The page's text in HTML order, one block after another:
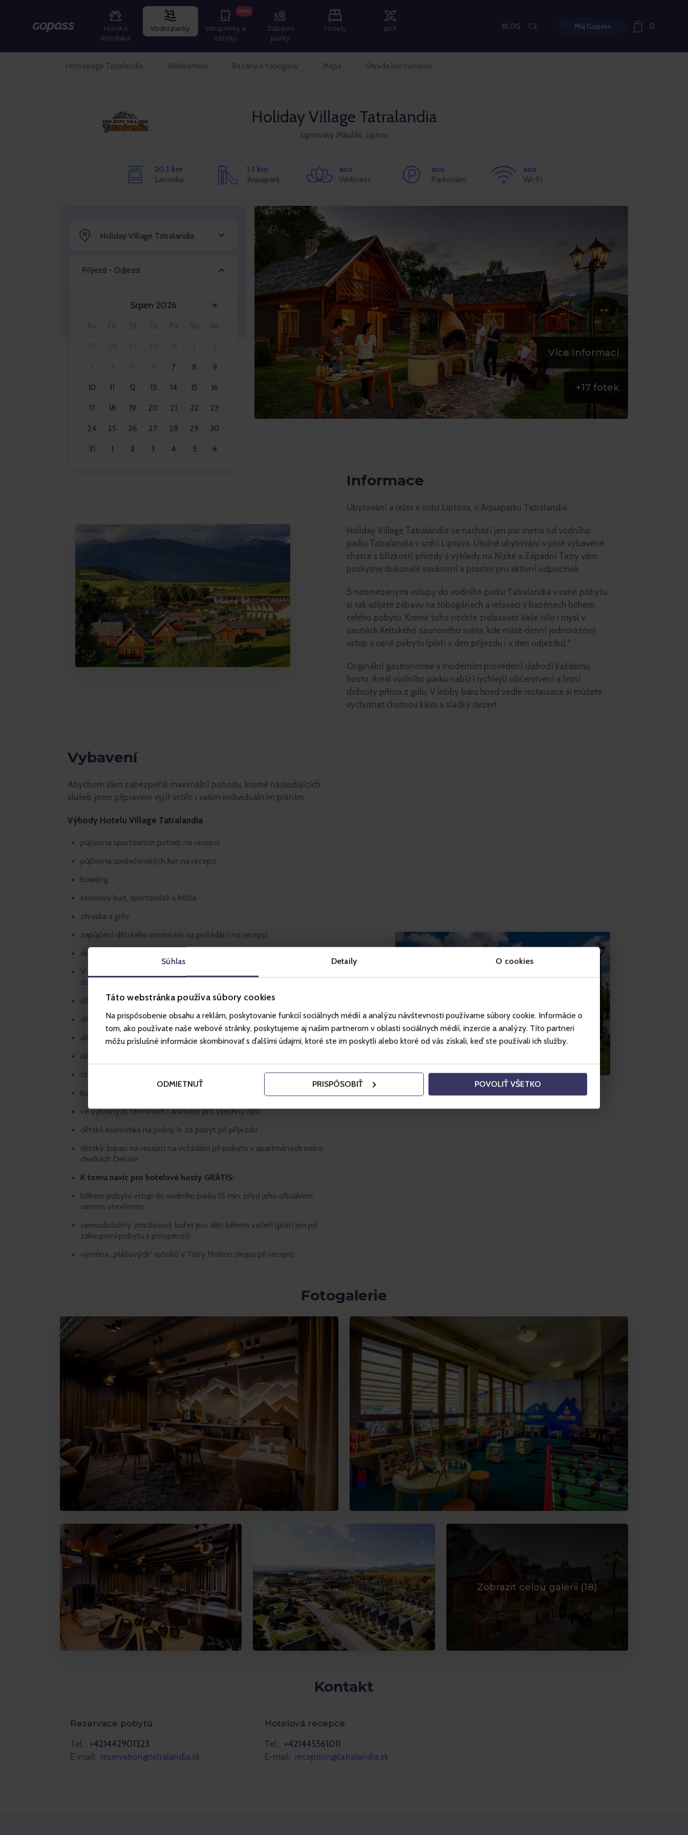
Súhlas Detaily O cookies
Táto webstránka používa súbory cookies
Na prispôsobenie obsahu a reklám, poskytovanie funkcií sociálnych médií a analýzu návštevnosti používame súbory cookie. Informácie o
tom, ako používate naše webové stránky, poskytujeme aj našim partnerom v oblasti sociálnych médií, inzercie a analýzy. Títo partneri
môžu príslušné informácie skombinovať s ďalšími údajmi, ktoré ste im poskytli alebo ktoré od vás získali, keď ste používali ich služby.
ODMIETNUŤ PRISPÔSOBIŤ POVOLIŤ VŠETKO
GOPASS
Horská
střediska
Vodní parky
Vstupenky a
zážitky
NEW
Zábavní
parky
Hotely goX BLOG Aktuální jazyk:
CZ Můj Gopass 0
Homepage Tatralandia Webkamery Bazény a tobogány Mapa Úhrada konzumacie
Holiday Village Tatralandia
Liptovský Mikuláš, Liptov
20,1 km
Lanovka
1,1 km
Aquapark
ano
Wellness
ano
Parkování
ano
Wi-Fi
Holiday Village Tatralandia
Příjezd - Odjezd
Srpen 2026 »
Po Út St Čt Pá So Ne
7 8 9
10 11 12 13 14 15 16
17 18 19 20 21 22 23
24 25 26 27 28 29 30
31 1 2 3 4 5 6
Více Informací
+17 fotek
Informace
Ubytování a relax v srdci Liptova, u Aquaparku Tatralandia.
Holiday Village Tatralandia se nachází jen pár metrů od vodního
parku Tatralandia v srdci Liptova. Útulné ubytování v plně vybavené
chatce s blízkostí přírody s výhledy na Nízké a Západní Tatry vám
poskytne dokonalé soukromí a prostor pro aktivní odpočinek.
S neomezenými vstupy do vodního parku Tatralandia v ceně pobytu
si tak užijete zábavu na tobogánech a relaxaci v bazénech během
celého pobytu. Kromě toho nechte zrelaxovat Vaše tělo i mysl v
saunách Keltského saunového světa, kde máte denní jednorázový
vstup v ceně pobytu (platí v den příjezdu i v den odjezdu).*
Originální gastronomie v moderním provedení ulahodí každému
hostu. Areál vodního parku nabízí rychlejší občerstvení a letní
dobroty přímo z grilu. V lobby baru hned vedle restaurace si můžete
vychutnat chutnou kávu a sladký dezert.
Vybavení
Abychom Vám zabezpečili maximální pohodu, kromě následujících
služeb jsme připraveni vyjít vstříc i vašim individuálním přáním.
Výhody Hotelu Village Tatralandia
půjčovna sportovních potřeb na recepci
půjčovna společenských her na recepci
bowling
tenisový kurt, sportoviště a hřiště
ohniska a grily
zapůjčení dětského inventáře na požádání na recepci
skibus během zimní sezóny
V rámci kids friendly konceptu si děti všech věkových kategorií mohou užít
služby:
dětský koutek s hračkami Montessori
dětská hřiště a sportoviště
dětské TV s pohádkami
dětské kino
stolní hry pro všechny děti, i pro ty nejmenší
kulečník, dětský stolní fotbal a air hockey
ve vybraných termínech i animace pro všechny děti
dětská kosmetika na pokoji 1x za pobyt při příjezdu
dětský župan na recepci na vyžádání při pobytu v apartmánech nebo
chatkách Deluxe
K tomu navíc pro hotelové hosty GRÁTIS:
během pobytu vstup do vodního parku 15 min. před jeho oficiálním
ranním otevřením
samoobslužný zmrzlinový bufet pro děti během večeří (platí jen při
zakoupení pobytu s polopenzí)
výměna „plážových“ ručníků v Tatry Motion shopu při recepci
Fotogalerie
Zobrazit celou galerii (18)
Kontakt
Rezervace pobytů
Tel.: +421442901323
E-mail: reservation@tatralandia.sk
Hotelová recepce
Tel.: +421445561011
E-mail: reception@tatralandia.sk